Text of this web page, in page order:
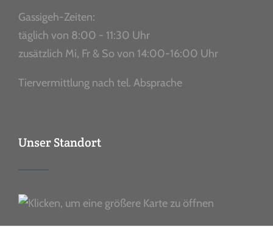
Gassigeh-Zeiten:
täglich von 8:00 - 11:30 Uhr
zusätzlich Mi, Fr & So von 14:00-16:00 Uhr
Tiervermittlung nach tel. Absprache
Unser Standort